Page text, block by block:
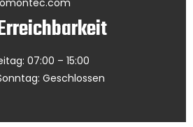
07:00 – 15:00
Geschlossen